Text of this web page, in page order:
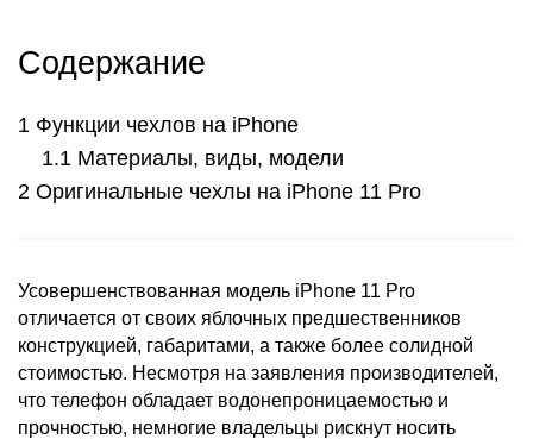
Содержание
Функции чехлов на iPhone
Материалы, виды, модели
Оригинальные чехлы на iPhone 11 Pro
Усовершенствованная модель iPhone 11 Pro
отличается от своих яблочных предшественников
конструкцией, габаритами, а также более солидной
стоимостью. Несмотря на заявления производителей,
что телефон обладает водонепроницаемостью и
прочностью, немногие владельцы рискнут носить